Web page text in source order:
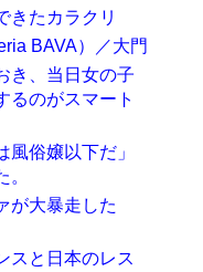
きたカラクリ
BAVA）／大門
き、当日女の子
るのがスマート
風俗嬢以下だ」
が大暴走した
スと日本のレス